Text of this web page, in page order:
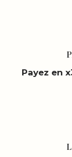
Payez en